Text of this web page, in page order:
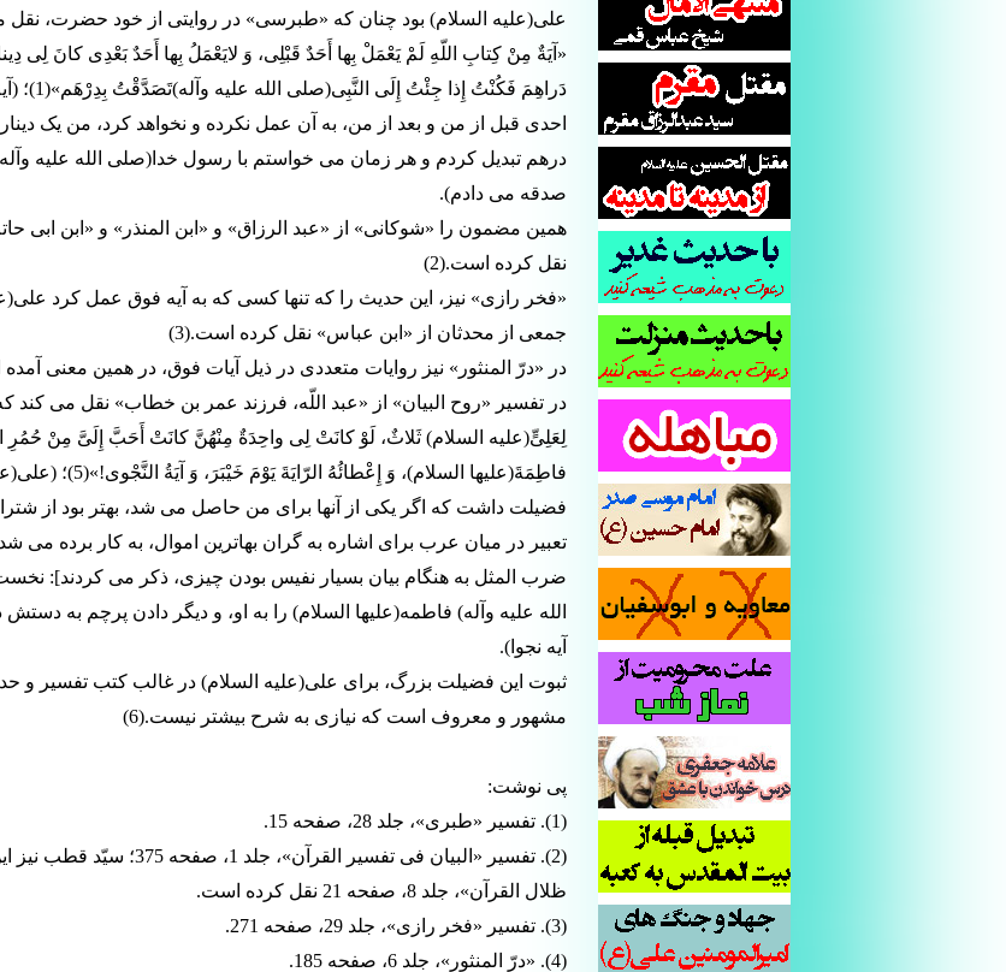
على(علیه السلام) بود چنان که «طبرسى» در روایتى از خود حضرت، نقل
«آیَةٌ مِنْ کِتابِ اللّهِ لَمْ یَعْمَلْ بِها أَحَدٌ قَبْلِى، وَ لایَعْمَلُ بِها أَحَدٌ بَعْدِى کانَ لِى
دَراهِمَ فَکُنْتُ
احدى قبل از من و بعد از من، به آن عمل نکرده و نخواهد کرد، من یک
درهم تبدیل کردم و هر زمان مى خواستم با رسول خدا(صلى الله علیه وآله)
صدقه مى دادم).
همین مضمون را «شوکانى» از «عبد الرزاق» و «ابن المنذر» و «ابن ابى
نقل کرده است.(2)
«فخر رازى» نیز، این حدیث را که تنها کسى که به آیه فوق عمل کرد
جمعى از محدثان از «ابن عباس» نقل کرده است.(3)
در «درّ المنثور» نیز روایات متعددى در ذیل آیات فوق، در همین معنى آمده
در تفسیر «روح البیان» از «عبد اللّه، فرزند عمر بن خطاب» نقل مى
لِعَلِىٍّ(علیه السلام) ثَلاثٌ، لَوْ کانَتْ لِى واحِدَةٌ مِنْهُنَّ کانَتْ أَحَبَّ إِلَىَّ مِنْ حُمُرِ
فاطِمَةَ(علیها السلام)، وَ إِعْطائُهُ
فضیلت داشت که اگر یکى از آنها براى من حاصل مى شد، بهتر بود از
تعبیر در میان عرب براى اشاره به گران بهاترین اموال، به کار برده مى
ضرب المثل به هنگام بیان بسیار نفیس بودن چیزى، ذکر مى کردند]:
الله علیه وآله) فاطمه(علیها السلام) را به او، و دیگر دادن پرچم به دستش
آیه نجوا).
ثبوت این فضیلت بزرگ، براى على(علیه السلام) در غالب کتب تفسیر و
مشهور و معروف است که نیازى به شرح بیشتر نیست.(6)
پی نوشت:
(1). تفسير «طبرى»، جلد 28، صفحه 15.
(2). تفسير «البيان فى تفسير القرآن»،
ظلال القرآن»، جلد 8، صفحه 21 نقل كرده است.
(3). تفسير «فخر رازى»، جلد 29، صفحه 271.
(4). «درّ المنثور»، جلد 6، صفحه 185.